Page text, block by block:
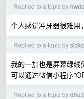
Replied to a topic by
个人感觉冲牙器很难用
Replied to a topic by
我的一加也是屏幕绿线
可以通过微信小程序
Replied to a topic by